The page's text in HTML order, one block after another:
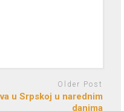
Older Post
u Srpskoj u narednim
danima